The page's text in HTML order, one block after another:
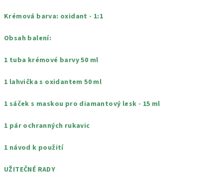
Krémová barva: oxidant - 1:1
Obsah balení:
1 tuba krémové barvy 50 ml
1 lahvička s oxidantem 50 ml
1 sáček s maskou pro diamantový lesk - 15 ml
1 pár ochranných rukavic
1 návod k použití
UŽITEČNÉ RADY